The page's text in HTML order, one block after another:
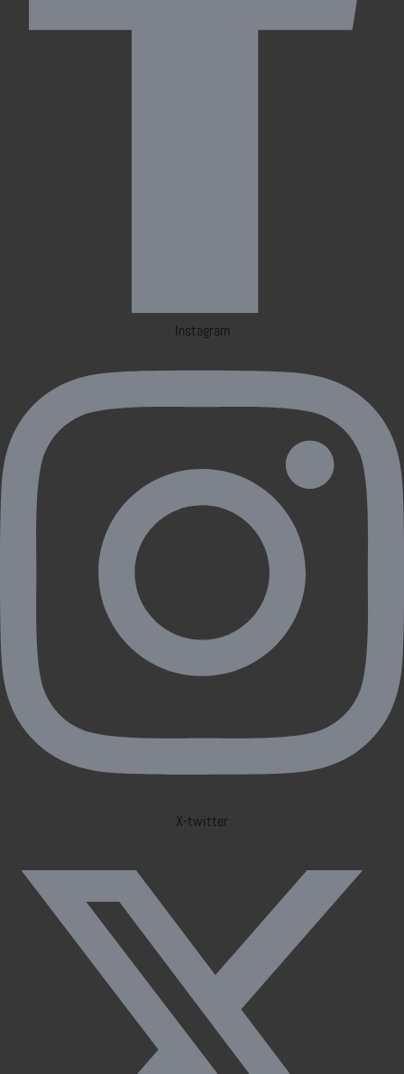
Instagram
X-twitter